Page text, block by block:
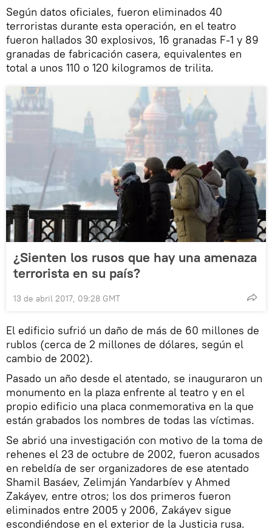
Según datos oficiales, fueron eliminados 40
terroristas durante esta operación, en el teatro
fueron hallados 30 explosivos, 16 granadas F-1 y 89
granadas de fabricación casera, equivalentes en
total a unos 110 o 120 kilogramos de trilita.
¿Sienten los rusos que hay una amenaza
terrorista en su país?
13 de abril 2017, 09:28 GMT
El edificio sufrió un daño de más de 60 millones de
rublos (cerca de 2 millones de dólares, según el
cambio de 2002).
Pasado un año desde el atentado, se inauguraron un
monumento en la plaza enfrente al teatro y en el
propio edificio una placa conmemorativa en la que
están grabados los nombres de todas las víctimas.
Se abrió una investigación con motivo de la toma de
rehenes el 23 de octubre de 2002, fueron acusados
en rebeldía de ser organizadores de ese atentado
Shamil Basáev, Zelimján Yandarbíev y Ahmed
Zakáyev, entre otros; los dos primeros fueron
eliminados entre 2005 y 2006, Zakáyev sigue
escondiéndose en el exterior de la Justicia rusa.